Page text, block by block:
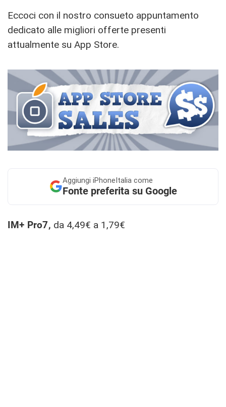
Eccoci con il nostro consueto appuntamento
dedicato alle migliori offerte presenti
attualmente su App Store.
Aggiungi iPhoneItalia come
Fonte preferita su Google
IM+ Pro7, da 4,49€ a 1,79€